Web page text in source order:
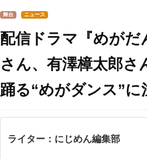
舞台 ニュース
配信ドラマ『めがだ
さん、有澤樟太郎さ
踊る“めがダンス”に
ライター：にじめん編集部